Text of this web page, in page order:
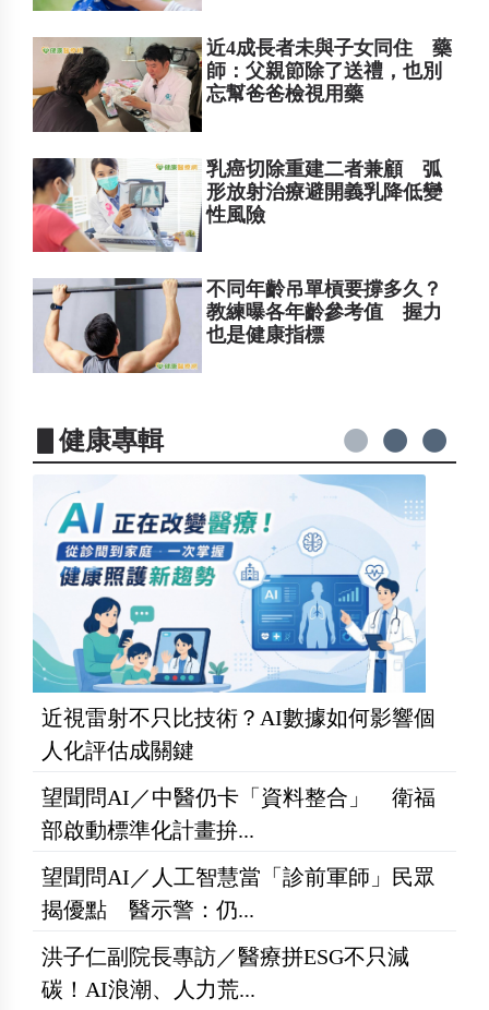
近4成長者未與子女同住 藥
師：父親節除了送禮，也別
忘幫爸爸檢視用藥
乳癌切除重建二者兼顧 弧
形放射治療避開義乳降低變
性風險
不同年齡吊單槓要撐多久？
教練曝各年齡參考值 握力
也是健康指標
▋健康專輯
近視雷射不只比技術？AI數據如何影響個
人化評估成關鍵
望聞問AI／中醫仍卡「資料整合」 衛福
部啟動標準化計畫拚...
望聞問AI／人工智慧當「診前軍師」民眾
揭優點 醫示警：仍...
洪子仁副院長專訪／醫療拼ESG不只減
碳！AI浪潮、人力荒...